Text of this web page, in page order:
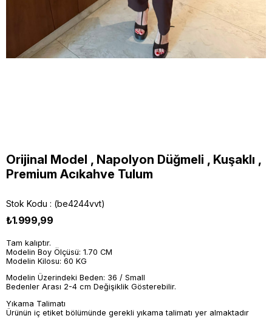
Orijinal Model , Napolyon Düğmeli , Kuşaklı ,
Premium Acıkahve Tulum
Stok Kodu (be4244vvt)
₺1.999,99
Tam kalıptır.
Modelin Boy Ölçüsü: 1.70 CM
Modelin Kilosu: 60 KG
Modelin Üzerindeki Beden: 36 / Small
Bedenler Arası 2-4 cm Değişiklik Gösterebilir.
Yıkama Talimatı
Ürünün iç etiket bölümünde gerekli yıkama talimatı yer almaktadır